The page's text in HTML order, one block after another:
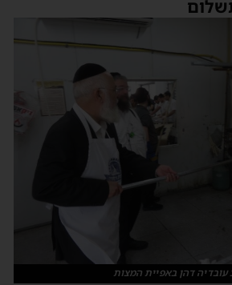
עובדיה דהן באפיית המצות